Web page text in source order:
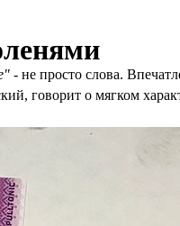
- не просто слова.
говорит о мягком